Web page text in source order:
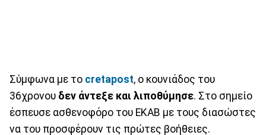
Σύμφωνα με το cretapost, ο κουνιάδος του
36χρονου δεν άντεξε και λιποθύμησε. Στο σημείο
έσπευσε ασθενοφόρο του ΕΚΑΒ με τους διασώστες
να του προσφέρουν τις πρώτες βοήθειες.